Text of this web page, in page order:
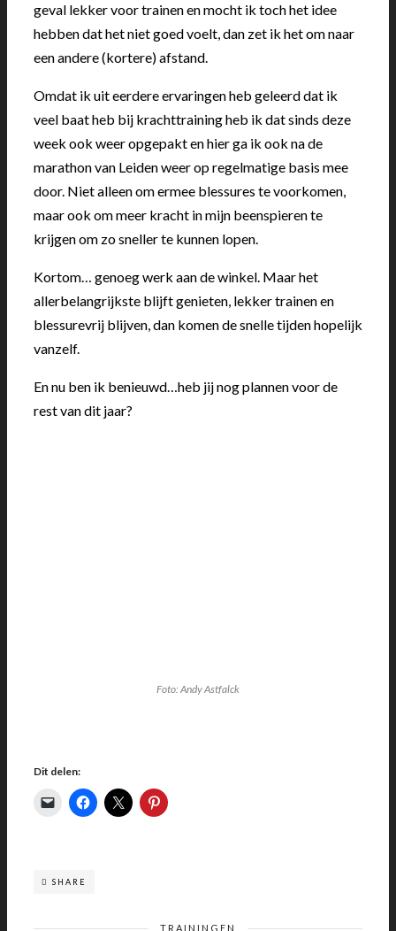
geval lekker voor trainen en mocht ik toch het idee
hebben dat het niet goed voelt, dan zet ik het om naar
een andere (kortere) afstand.
Omdat ik uit eerdere ervaringen heb geleerd dat ik
veel baat heb bij krachttraining heb ik dat sinds deze
week ook weer opgepakt en hier ga ik ook na de
marathon van Leiden weer op regelmatige basis mee
door. Niet alleen om ermee blessures te voorkomen,
maar ook om meer kracht in mijn beenspieren te
krijgen om zo sneller te kunnen lopen.
Kortom… genoeg werk aan de winkel. Maar het
allerbelangrijkste blijft genieten, lekker trainen en
blessurevrij blijven, dan komen de snelle tijden hopelijk
vanzelf.
En nu ben ik benieuwd…heb jij nog plannen voor de
rest van dit jaar?
Foto: Andy Astfalck
Dit delen:
SHARE
TRAININGEN